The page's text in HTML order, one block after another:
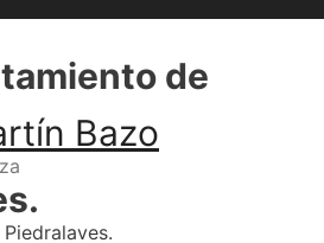
Bazo
de